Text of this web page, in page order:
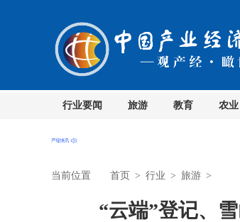
行业要闻 旅游 教育 农业
当前位置 首页 > 行业 > 旅游 >
“云端”登记、